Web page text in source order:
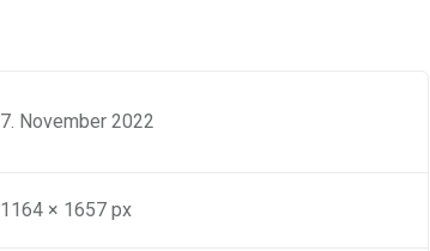
7. November 2022
1164 × 1657 px